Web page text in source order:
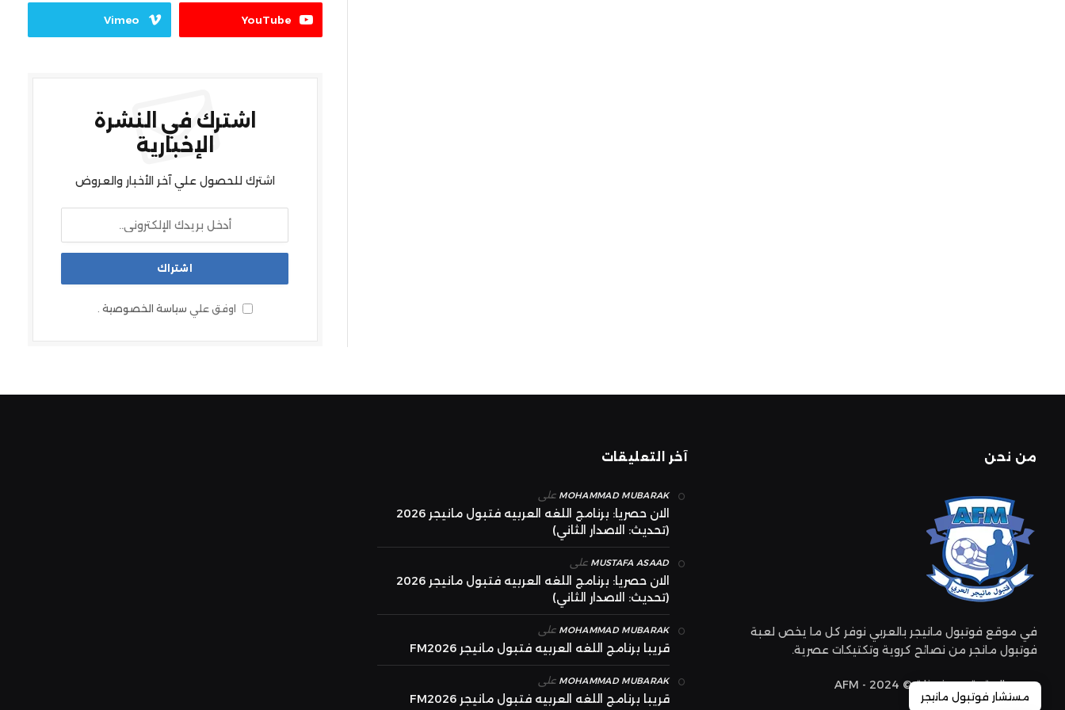
YouTube
Vimeo
اشترك في النشرة
الإخبارية
اشترك للحصول علي آخر الأخبار والعروض
اوفق علي سياسة الخصوصية .
من نحن
في موقع فوتبول مانيجر بالعربي نوفر كل ما يخص لعبة
فوتبول مانجر من نصائح كروية وتكتيكات عصرية.
جميع الحقوق محفوظة © 2024 - AFM
آخر التعليقات
MOHAMMAD MUBARAK على
الان حصريا: برنامج اللغه العربيه فتبول مانيجر 2026
(تحديث: الاصدار الثاني)
MUSTAFA ASAAD على
الان حصريا: برنامج اللغه العربيه فتبول مانيجر 2026
(تحديث: الاصدار الثاني)
MOHAMMAD MUBARAK على
قريبا برنامج اللغه العربيه فتبول مانيجر FM2026
MOHAMMAD MUBARAK على
قريبا برنامج اللغه العربيه فتبول مانيجر FM2026 مستشار فوتبول مانيجر